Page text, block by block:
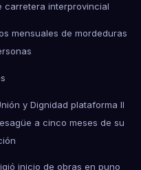
carretera interprovincial
mensuales de mordeduras
y Dignidad plataforma II
a cinco meses de su
inicio de obras en puno